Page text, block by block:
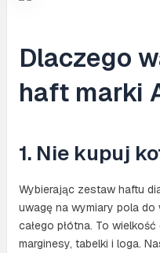
Dlaczego
haft marki
1. Nie kupuj
Wybierając zestaw haftu
uwagę na wymiary pola do
całego płótna. To
marginesy, tabelki i loga.